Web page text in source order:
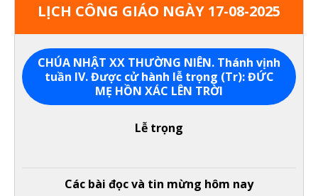
LỊCH CÔNG GIÁO NGÀY 17-08-2025
CHÚA NHẬT XX THƯỜNG NIÊN. Thánh vịnh
tuần IV. Được cử hành lễ trọng (Tr): ĐỨC
MẸ HỒN XÁC LÊN TRỜI
Lễ trọng
Các bài đọc và tin mừng hôm nay